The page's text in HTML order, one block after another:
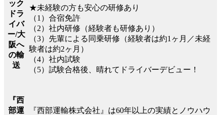
ック
ドラ
イバ
ー/大
阪へ
の輸
送
★未経験の方も安心の研修あり
（1）合宿免許
（2）社内研修（経験者も研修あり）
（3）先輩による同乗研修（経験者は約1ヶ月／未経
験者は約2ヶ月）
（4）社内試験
（5）試験合格後、晴れてドライバーデビュー！
『西
部運
『西部運輸株式会社』は60年以上の実績とノウハウ